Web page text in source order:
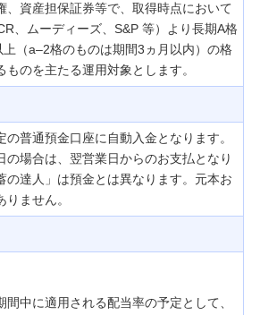
、資産担保証券等で、取得時点において
、ムーディーズ、S&P 等）より長期A格
上（a–2格のものは期間3ヵ月以内）の格
のを主たる運用対象とします。
の普通預金口座に自動入金となります。
の場合は、翌営業日からのお支払となり
の達人」は預金とは異なります。元本お
ません。
間中に適用される配当率の予定として、